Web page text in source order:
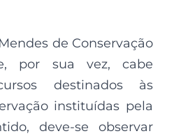
de Conservação
por sua vez, cabe
destinados às
instituídas pela
deve-se observar